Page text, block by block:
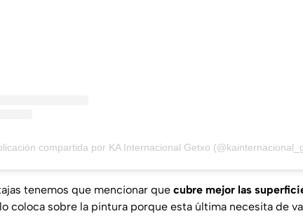
compartida por KA Internacional Getxo
tenemos que mencionar que cubre mejor las
coloca sobre la pintura porque esta última necesita de